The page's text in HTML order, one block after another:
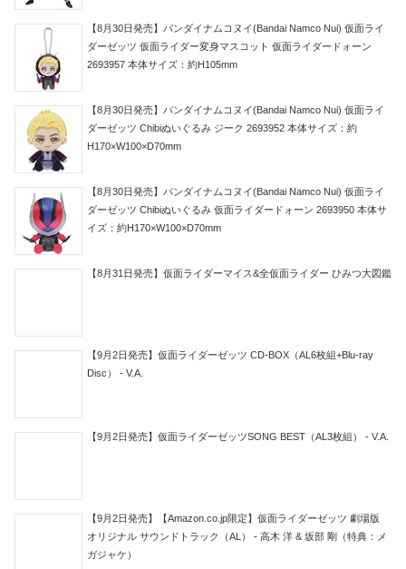
【8月30日発売】バンダイナムコヌイ(Bandai Namco Nui) 仮面ライ
ダーゼッツ 仮面ライダー変身マスコット 仮面ライダードォーン
2693957 本体サイズ：約H105mm
【8月30日発売】バンダイナムコヌイ(Bandai Namco Nui) 仮面ライ
ダーゼッツ Chibiぬいぐるみ ジーク 2693952 本体サイズ：約
H170×W100×D70mm
【8月30日発売】バンダイナムコヌイ(Bandai Namco Nui) 仮面ライ
ダーゼッツ Chibiぬいぐるみ 仮面ライダードォーン 2693950 本体サ
イズ：約H170×W100×D70mm
【8月31日発売】仮面ライダーマイス&全仮面ライダー ひみつ大図鑑
【9月2日発売】仮面ライダーゼッツ CD-BOX（AL6枚組+Blu-ray
Disc） - V.A.
【9月2日発売】仮面ライダーゼッツSONG BEST（AL3枚組） - V.A.
【9月2日発売】【Amazon.co.jp限定】仮面ライダーゼッツ 劇場版
オリジナル サウンドトラック（AL） - 高木 洋 & 坂部 剛（特典：メ
ガジャケ）